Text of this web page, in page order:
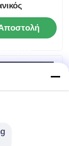
διανομής
IP30
τάσης